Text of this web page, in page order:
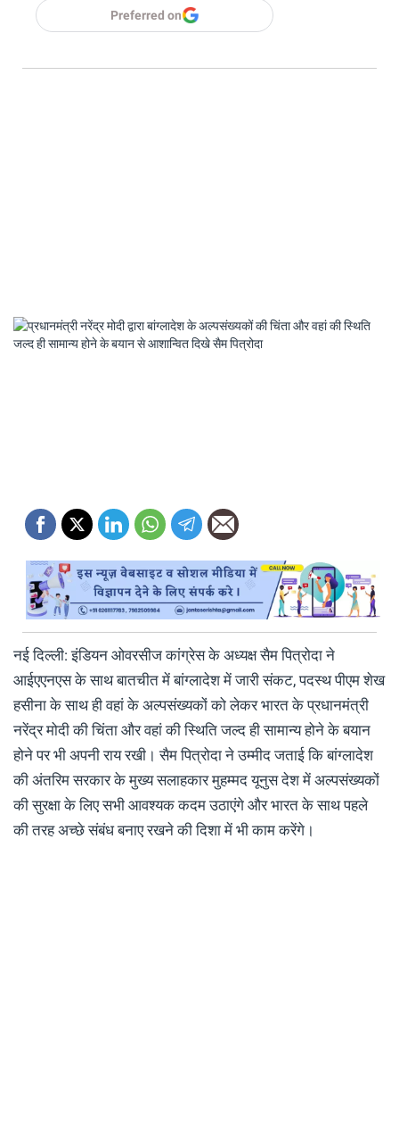
Preferred on
नई दिल्ली: इंडियन ओवरसीज कांग्रेस के अध्यक्ष सैम पित्रोदा ने
आईएएनएस के साथ बातचीत में बांग्लादेश में जारी संकट, पदस्थ पीएम शेख
हसीना के साथ ही वहां के अल्पसंख्यकों को लेकर भारत के प्रधानमंत्री
नरेंद्र मोदी की चिंता और वहां की स्थिति जल्द ही सामान्य होने के बयान
होने पर भी अपनी राय रखी। सैम पित्रोदा ने उम्मीद जताई कि बांग्लादेश
की अंतरिम सरकार के मुख्य सलाहकार मुहम्मद यूनुस देश में अल्पसंख्यकों
की सुरक्षा के लिए सभी आवश्यक कदम उठाएंगे और भारत के साथ पहले
की तरह अच्छे संबंध बनाए रखने की दिशा में भी काम करेंगे।